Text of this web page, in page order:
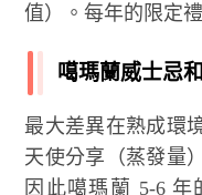
值）。每年的限定
噶瑪蘭威士忌
最大差異在熟成環
天使分享（蒸發量
因此噶瑪蘭 5-6